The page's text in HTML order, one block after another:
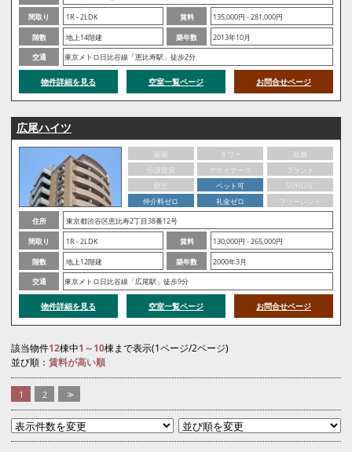
間取り
1R - 2LDK 賃料
135,000円 - 281,000円
階数
地上14階建 築年数
2013年10月
交通
東京メトロ日比谷線「恵比寿駅」徒歩2分
物件詳細を見る 空室一覧ページ お問合せページ
広尾ハイツ
新築 タワー
低層
分譲賃貸
デザイナーズ
ブランド
駅近
ペット可
SOHO可
仲介料ゼロ
礼金ゼロ
フリーレント
住所
東京都渋谷区恵比寿2丁目38番12号
間取り
1R - 2LDK 賃料
130,000円 - 265,000円
階数
地上12階建 築年数
2000年3月
交通
東京メトロ日比谷線「広尾駅」徒歩9分
物件詳細を見る 空室一覧ページ お問合せページ
該当物件12棟中1～10棟まで表示(1ページ/2ページ)
並び順： 賃料が高い順
1 2 >>